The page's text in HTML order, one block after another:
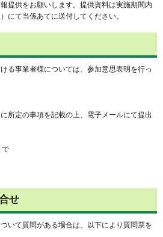
提供をお願いします。提供資料は実施期間内
にて当係あてに送付してください。
る事業者様については、参加意思表明を行っ
定の事項を記載の上、電子メールにて提出
せ
いて質問がある場合は、以下により質問票を